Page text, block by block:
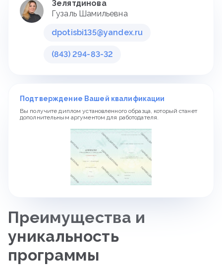
Зелятдинова
Гузаль Шамильевна
dpotisbi135@yandex.ru
(843) 294-83-32
Подтверждение Вашей квалификации
Вы получите диплом установленного образца, который станет
дополнительным аргументом для работодателя.
Преимущества и
уникальность
программы